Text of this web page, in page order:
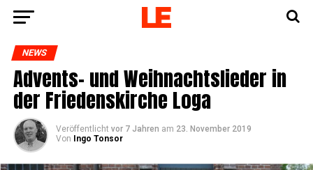
NEWS
Advents- und Weih­nachts­lie­der in
der Frie­dens­kir­che Loga
Veröffentlicht vor 7 Jahren am 23. November 2019
Von
Ingo Tonsor